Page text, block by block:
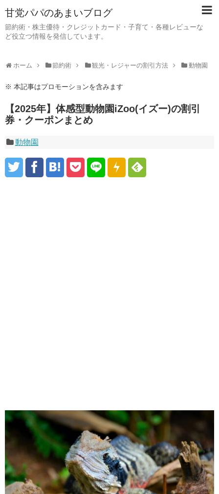
甘党パパのあまいブログ
節約術・株主優待・クレジットカード・子育て・各種レビューな
ど役立つ情報を発信しています。
ホーム 節約術 観光・レジャーの割引方法 動物園
※ 本記事はプロモーションを含みます
【2025年】体感型動物園iZoo(イズー)の割引
券・クーポンまとめ
動物園